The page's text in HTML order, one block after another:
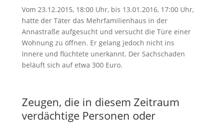
Vom 23.12.2015, 18:00 Uhr, bis 13.01.2016, 17:00 Uhr,
hatte der Täter das Mehrfamilienhaus in der
Annastraße aufgesucht und versucht die Türe einer
Wohnung zu öffnen. Er gelang jedoch nicht ins
Innere und flüchtete unerkannt. Der Sachschaden
beläuft sich auf etwa 300 Euro.
Zeugen, die in diesem Zeitraum
verdächtige Personen oder